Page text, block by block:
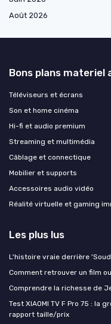
Août 2026
Bons plans materiel
Téléviseurs et écrans
Son et home cinéma
Hi-fi et audio premium
Streaming et multimédia
Câblage et connectique
Mobilier et supports
Accessoires audio vidéo
Réalité virtuelle et gaming
Les plus lus
L'histoire vraie derrière
Comment retrouver un film
Comprendre la richesse de
Test XIAOMI TV F Pro 75 : la
rapport taille/prix